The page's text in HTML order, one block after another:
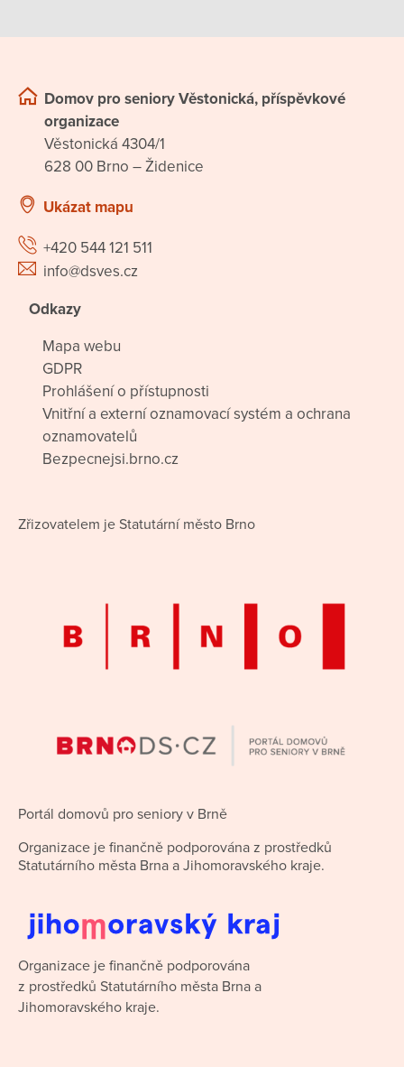
Domov pro seniory Věstonická, příspěvkové
organizace
Věstonická 4304/1
628 00 Brno – Židenice
Ukázat mapu
+420 544 121 511
info@dsves.cz
Odkazy
Mapa webu
GDPR
Prohlášení o přístupnosti
Vnitřní a externí oznamovací systém a ochrana
oznamovatelů
Bezpecnejsi.brno.cz
Zřizovatelem je Statutární město Brno
Portál domovů pro seniory v Brně
Organizace je finančně podporována z prostředků
Statutárního města Brna a Jihomoravského kraje.
Organizace je finančně podporována
z prostředků Statutárního města Brna a
Jihomoravského kraje.